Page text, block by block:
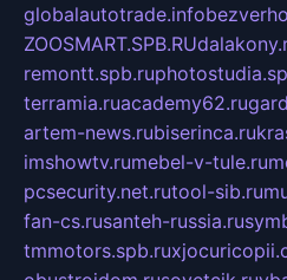
globalautotrade.info
ZOOSMART.SPB.RU
remontt.spb.ru
terramia.ruacademy62.ru
artem-news.rubiserinca.ru
imshowtv.rumebel-v-tule.ru
pcsecurity.net.rutool-sib.ru
fan-cs.rusanteh-russia.ru
tmmotors.spb.ru